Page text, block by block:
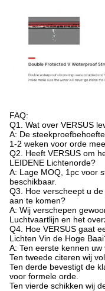
FAQ:
Q1. Wat over VERSUS
A: De
1-2 weken voor orde
Q2. Heeft VERSUS om
LEIDENE Lichtenorde?
A: Lage MOQ, 1pc voor
beschikbaar.
Q3. Hoe verscheept u
aan te komen?
A: Wij verschepen
Luchtvaartlijn en het
Q4. Hoe VERSUS gaat
Lichten Vin de Hoge
A: Ten eerste kennen uw
Ten tweede citeren wij
Ten derde bevestigt de
voor formele orde.
Ten vierde schikken wij